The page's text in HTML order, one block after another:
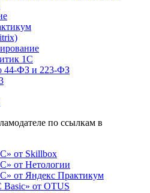
1С
44‑ФЗ и 223‑ФЗ
по ссылкам в
от Skillbox
от Нетологии
от Яндекс Практикум
Basic» от OTUS